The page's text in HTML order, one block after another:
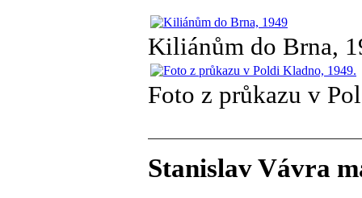
Kiliánům do Brna,
Foto z průkazu v
Stanislav Vávra